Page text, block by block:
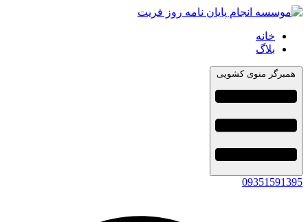
خانه
بلاگ
همبرگر منوی کشویی
09351591395